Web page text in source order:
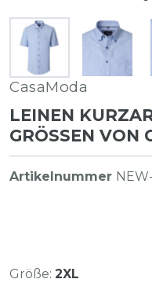
CasaModa
LEINEN
GRÖSSEN VON
Artikelnummer
Größe: 2XL